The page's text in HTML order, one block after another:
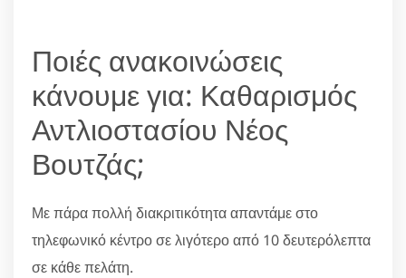
Ποιές ανακοινώσεις
κάνουμε για: Καθαρισμός
Αντλιοστασίου Νέος
Βουτζάς;
Με πάρα πολλή διακριτικότητα απαντάμε στο
τηλεφωνικό κέντρο σε λιγότερο από 10 δευτερόλεπτα
σε κάθε πελάτη.